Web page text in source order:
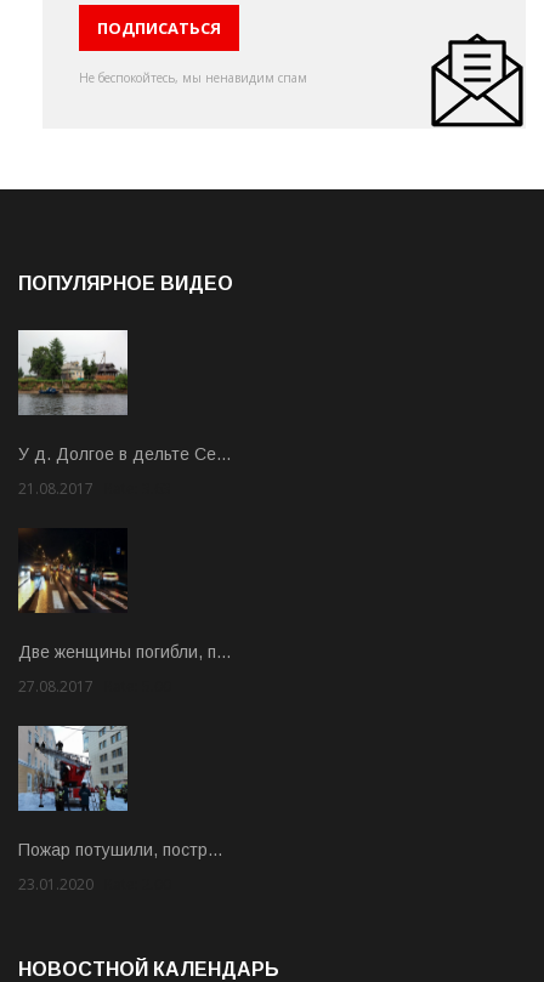
Не беспокойтесь, мы ненавидим спам
ПОПУЛЯРНОЕ ВИДЕО
У д. Долгое в дельте Се…
21.08.2017
Две женщины погибли, п…
27.08.2017
Пожар потушили, постр…
23.01.2020
НОВОСТНОЙ КАЛЕНДАРЬ